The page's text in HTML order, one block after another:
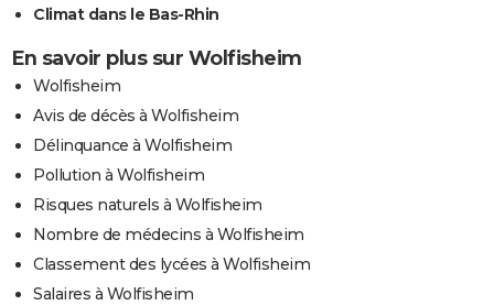
Climat dans le Bas-Rhin
En savoir plus sur Wolfisheim
Wolfisheim
Avis de décès à Wolfisheim
Délinquance à Wolfisheim
Pollution à Wolfisheim
Risques naturels à Wolfisheim
Nombre de médecins à Wolfisheim
Classement des lycées à Wolfisheim
Salaires à Wolfisheim